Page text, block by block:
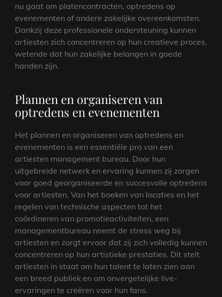
nu gaat om platencontracten, optredens op
evenementen of andere zakelijke overeenkomsten.
Dankzij deze professionele ondersteuning kunnen
artiesten zich concentreren op hun creatieve proces,
wetende dat hun zakelijke belangen in goede
handen zijn.
Plannen en organiseren van
optredens en evenementen
Het plannen en organiseren van optredens en
evenementen is een essentiële pro van een
artiesten management bureau. Door hun
uitgebreide netwerk en ervaring kunnen zij zorgen
voor goed georganiseerde en succesvolle optredens
voor artiesten. Van het boeken van locaties en het
regelen van technische aspecten tot het
coördineren van promotieactiviteiten, een
managementbureau neemt de stress weg bij
artiesten en zorgt ervoor dat zij zich volledig kunnen
concentreren op hun artistieke prestaties. Dit stelt
artiesten in staat om hun talent te laten zien aan
een breed publiek en om onvergetelijke live-
ervaringen te creëren voor hun fans.